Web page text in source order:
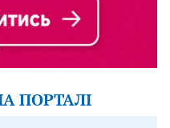
ПОРТАЛІ